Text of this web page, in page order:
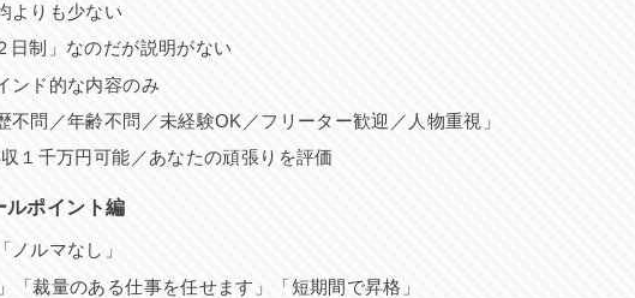
よりも少ない
日制」なのだが説明がない
ンド的な内容のみ
不問／年齢不問／未経験OK／フリーター歓迎／人物重視」
１千万円可能／あなたの頑張りを評価
ルポイント編
ノルマなし」
「裁量のある仕事を任せます」「短期間で昇格」